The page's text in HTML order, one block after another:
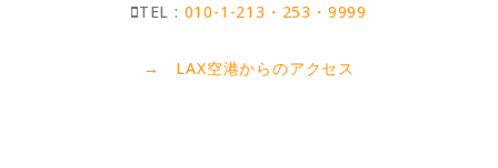
TEL : 010-1-213・253・9999
→ LAX空港からのアクセス